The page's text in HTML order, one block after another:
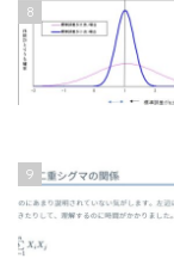
8
9